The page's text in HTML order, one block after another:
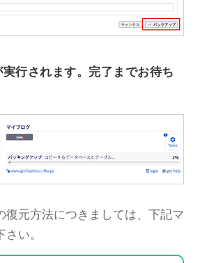
行されます。完了までお待ち
復元方法につきましては、下記マ
い。